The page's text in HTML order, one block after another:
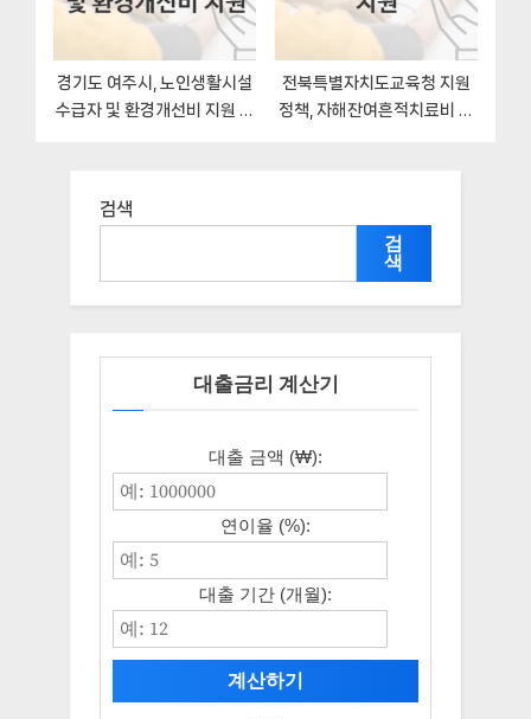
경기도 여주시, 노인생활시설
수급자 및 환경개선비 지원 지
전북특별자치도교육청 지원
정책, 자해잔여흔적치료비 지
검색
검
색
대출금리 계산기
대출 금액 (₩):
연이율 (%):
대출 기간 (개월):
계산하기